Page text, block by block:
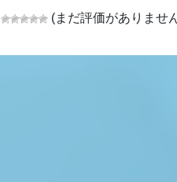
(まだ評価がありませ